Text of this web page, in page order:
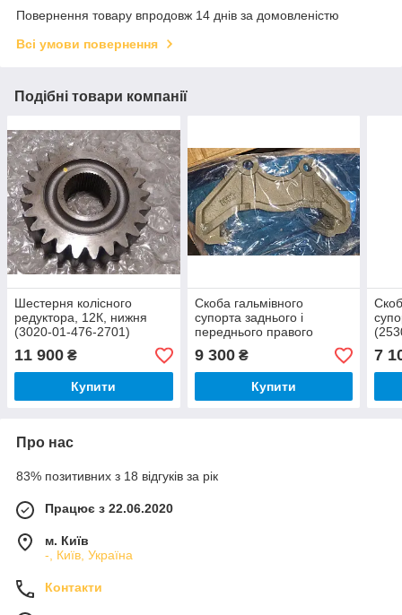
Повернення товару впродовж 14 днів за домовленістю
Всі умови повернення
Подібні товари компанії
Шестерня колісного
редуктора, 12К, нижня
(3020-01-476-2701)
11 900 ₴
Купити
Скоба гальмівного
супорта заднього і
переднього правого
(2530-01-462-8079)
9 300₴
Купити
7
Про нас
83% позитивних з 18 відгуків за рік
Працює з 22.06.2020
м. Київ
-, Київ, Україна
Контакти